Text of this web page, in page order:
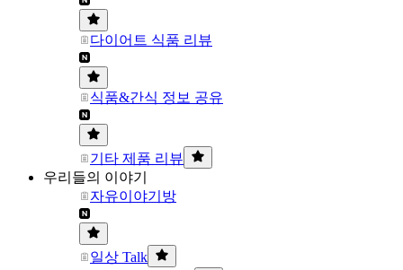
다이어트 식품 리뷰
식품&간식 정보 공유
기타 제품 리뷰
우리들의 이야기
자유이야기방
일상 Talk